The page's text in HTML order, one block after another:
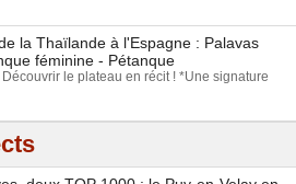
la Thaïlande à l'Espagne : Palavas
féminine - Pétanque
le plateau en récit ! *Une signature